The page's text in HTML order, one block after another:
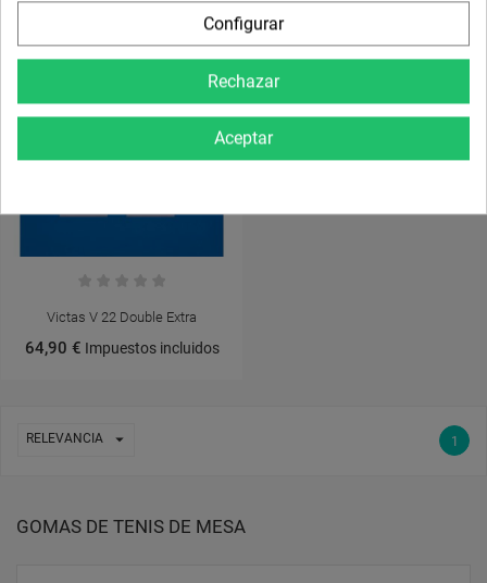
GOMAS DE TENIS DE MESA
NUEVO
Victas V 22 Double Extra
64,90 € Impuestos incluidos
RELEVANCIA  1
Configurar
Rechazar
Aceptar